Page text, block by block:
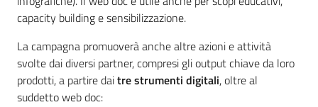
capacity building e sensibilizzazione.
La campagna promuoverà anche altre azioni e attività
svolte dai diversi partner, compresi gli output chiave da loro
prodotti, a partire daitre strumenti digitali, oltre al
suddetto web doc: